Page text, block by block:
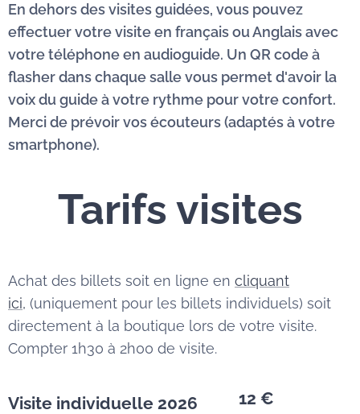
En dehors des visites guidées, vous pouvez
effectuer votre visite en français ou Anglais avec
votre téléphone en audioguide. Un QR code à
flasher dans chaque salle vous permet d'avoir la
voix du guide à votre rythme pour votre confort.
Merci de prévoir vos écouteurs (adaptés à votre
smartphone).
Tarifs visites
Achat des billets soit en ligne en cliquant
ici, (uniquement pour les billets individuels) soit
directement à la boutique lors de votre visite.
Compter 1h30 à 2h00 de visite.
Visite individuelle 2026 12 €